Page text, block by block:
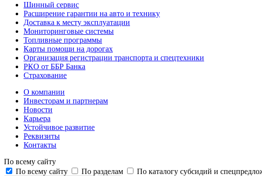
Шинный сервис
Расширение гарантии на авто и технику
Доставка к месту эксплуатации
Мониторинговые системы
Топливные программы
Карты помощи на дорогах
Организация регистрации транспорта и спецтехники
РКО от ББР Банка
Страхование
О компании
Инвесторам и партнерам
Новости
Карьера
Устойчивое развитие
Реквизиты
Контакты
По всему сайту
По всему сайту
По разделам По каталогу субсидий и